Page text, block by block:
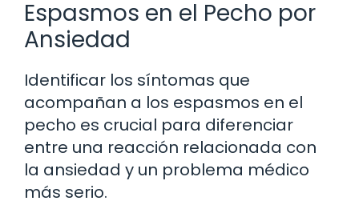
Espasmos en el Pecho por
Ansiedad
Identificar los síntomas que
acompañan a los espasmos en el
pecho es crucial para diferenciar
entre una reacción relacionada con
la ansiedad y un problema médico
más serio.